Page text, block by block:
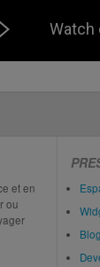
et en
ou
Blog